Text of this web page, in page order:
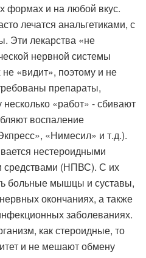
формах и на любой вкус.
лечатся анальгетиками, с
Эти лекарства «не
нервной системы
«видит», поэтому и не
препараты,
«работ» - сбивают
воспаление
«Нимесил» и т.д.).
нестероидными
средствами (НПВС). С их
больные мышцы и суставы,
окончаниях, а также
заболеваниях.
как стероидные, то
и не мешают обмену